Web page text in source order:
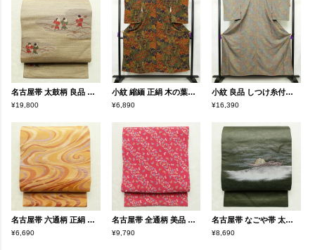
名古屋帯 太鼓柄 良品 正絹 人物・動物柄 名古屋仕立て 帯 ベージュ
¥19,800
小紋 縮緬 正絹 木の葉・植物柄 袷仕立て 身丈150.5cm 裄丈63.5cm 金彩 青・紺
¥6,890
小紋 良品 しつけ糸付き 総柄 ポリエステル 幾何学柄・抽象柄 袷仕立て 身丈158.5cm 裄丈65cm 着物 多色使い
¥16,390
名古屋帯 六通柄 正絹 流水・波柄 名古屋仕立て 帯 橙
¥6,690
名古屋帯 全通柄 美品 縮緬 正絹 蝶・昆虫柄 名古屋仕立て なごや帯 リサイクル帯 帯 ピンク
¥9,790
名古屋帯 なごや帯 太鼓柄 美品 正絹 風景柄 名古屋仕立て 金通し 舟 釣り シンプル 未使用品 帯 緑・うぐいす色
¥8,690